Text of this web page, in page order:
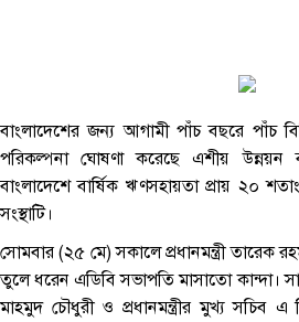
বাংলাদেশের জন্য আগামী পাঁচ বছরে পাঁচ
পরিকল্পনা ঘোষণা করেছে এশীয় উন্নয়ন
বাংলাদেশে বার্ষিক ঋণসহায়তা প্রায় ২০
সংস্থাটি।
সোমবার (২৫ মে) সকালে প্রধানমন্ত্রী তারেক
তুলে ধরেন এডিবি সভাপতি মাসাতো কান্দা।
মাহমুদ চৌধুরী ও প্রধানমন্ত্রীর মুখ্য সচিব